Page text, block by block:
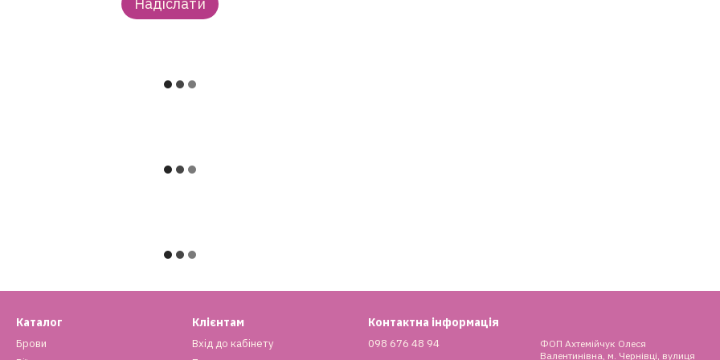
Надіслати
Каталог
Брови
Клієнтам
Вхід до кабінету
Контактна інформація
098 676 48 94
ФОП Ахтемійчук Олеся
Валентинівна, м. Чернівці, вулиця